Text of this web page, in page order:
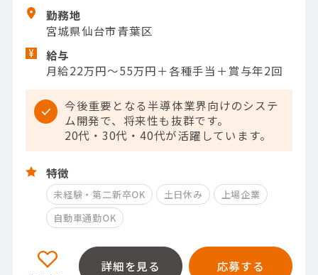
勤務地
宮城県仙台市青葉区
給与
月給22万円～55万円＋各種手当＋賞与年2回
今後重要となる半導体業界向けのシステ
ム開発で、将来性も抜群です。
20代・30代・40代が活躍しています。
特徴
未経験・第二新卒OK 土日休み
上場企業
自動車通勤OK
詳細を見る 応募する